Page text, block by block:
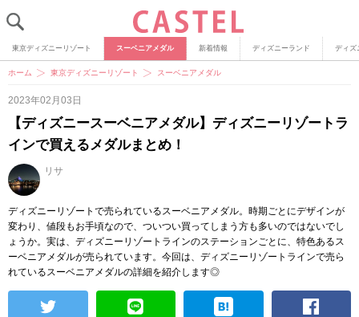
東京ディズニーリゾート スーベニアメダル 新着情報 ディズニーランド ディズ
ホーム 東京ディズニーリゾート スーベニアメダル
2023年02月03日
【ディズニースーベニアメダル】ディズニーリゾートラ
インで買えるメダルまとめ！
リサ
ディズニーリゾートで売られているスーベニアメダル。時期ごとにデザインが
変わり、値段もお手頃なので、ついつい買ってしまう方も多いのではないでし
ょうか。実は、ディズニーリゾートラインのステーションごとに、特色あるス
ーベニアメダルが売られています。今回は、ディズニーリゾートラインで売ら
れているスーベニアメダルの詳細を紹介します◎